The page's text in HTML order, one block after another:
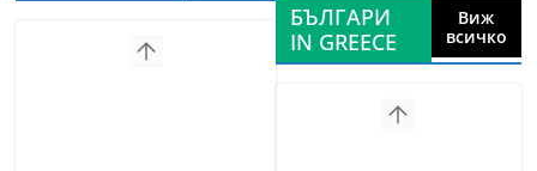
БЪЛГАРИ
IN GREECE
Виж
всичко